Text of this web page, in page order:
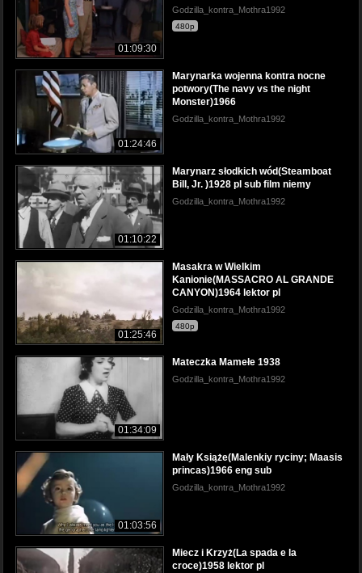
01:09:30
Godzilla_kontra_Mothra1992
480p
01:24:46
Marynarka wojenna kontra nocne
potwory(The navy vs the night
Monster)1966
Godzilla_kontra_Mothra1992
01:10:22
Marynarz słodkich wód(Steamboat
Bill, Jr. )1928 pl sub film niemy
Godzilla_kontra_Mothra1992
01:25:46
Masakra w Wielkim
Kanionie(MASSACRO AL GRANDE
CANYON)1964 lektor pl
Godzilla_kontra_Mothra1992
480p
01:34:09
Mateczka Mamełe 1938
Godzilla_kontra_Mothra1992
01:03:56
Mały Książe(Malenkiy ryciny; Maasis
princas)1966 eng sub
Godzilla_kontra_Mothra1992
Miecz i Krzyż(La spada e la
croce)1958 lektor pl